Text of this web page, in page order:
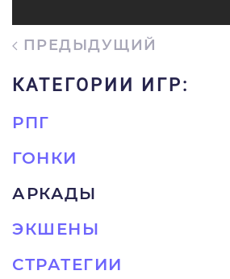
ПРЕДЫДУЩИЙ
КАТЕГОРИИ ИГР:
РПГ
ГОНКИ
АРКАДЫ
ЭКШЕНЫ
СТРАТЕГИИ